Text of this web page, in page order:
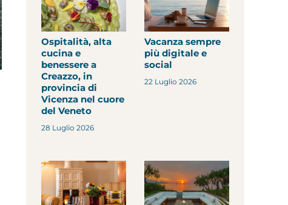
Ospitalità, alta
cucina e
benessere a
Creazzo, in
provincia di
Vicenza nel cuore
del Veneto
28 Luglio 2026
Vacanza sempre
più digitale e
social
22 Luglio 2026